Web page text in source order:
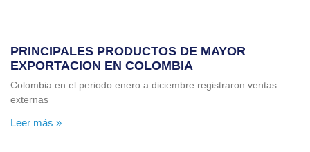
PRINCIPALES PRODUCTOS DE MAYOR
EXPORTACION EN COLOMBIA
Colombia en el periodo enero a diciembre registraron ventas
externas
Leer más »